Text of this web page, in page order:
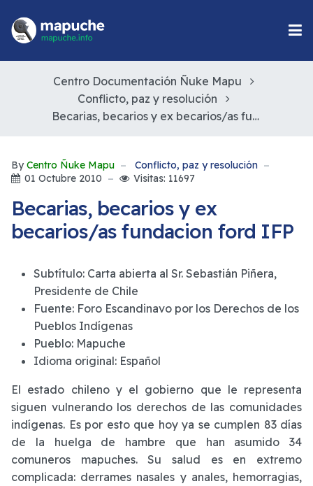
Centro Documentación Ñuke Mapu
Conflicto, paz y resolución
Becarias, becarios y ex becarios/as fundacion ford IFP
By Centro Ñuke Mapu
Conflicto, paz y resolución
01 Octubre 2010
Visitas: 11697
Becarias, becarios y ex
becarios/as fundacion ford IFP
Subtítulo: Carta abierta al Sr. Sebastián Piñera,
Presidente de Chile
Fuente: Foro Escandinavo por los Derechos de los
Pueblos Indígenas
Pueblo: Mapuche
Idioma original: Español
El estado chileno y el gobierno que le representa
siguen vulnerando los derechos de las comunidades
indígenas. Es por esto que hoy ya se cumplen 83 días
de la huelga de hambre que han asumido 34
comuneros mapuches. Su salud es en extremo
complicada: derrames nasales y anales, hemorragias,